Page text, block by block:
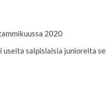
2020
salpislaisia junioreita